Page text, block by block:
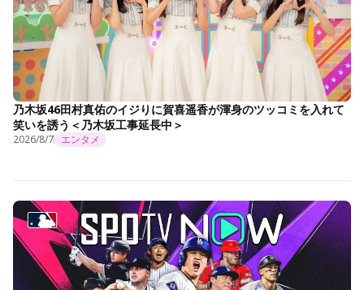
乃木坂46田村真佑のイジりに賀喜遥香が渾身のツッコミを入れて
笑いを誘う＜乃木坂工事延長中＞
2026/8/7 エンタメ